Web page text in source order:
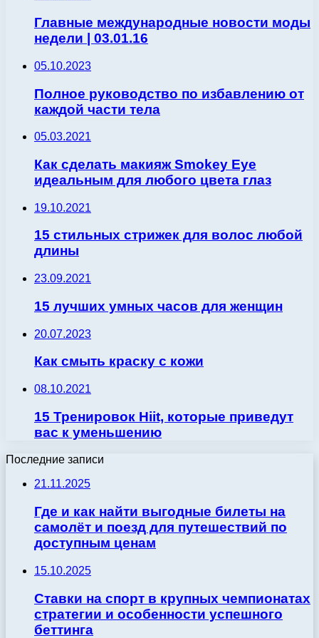
Главные международные новости моды
недели | 03.01.16
05.10.2023
Полное руководство по избавлению от
каждой части тела
05.03.2021
Как сделать макияж Smokey Eye
идеальным для любого цвета глаз
19.10.2021
15 стильных стрижек для волос любой
длины
23.09.2021
15 лучших умных часов для женщин
20.07.2023
Как смыть краску с кожи
08.10.2021
15 Тренировок Hiit, которые приведут
вас к уменьшению
Последние записи
21.11.2025
Где и как найти выгодные билеты на
самолёт и поезд для путешествий по
доступным ценам
15.10.2025
Ставки на спорт в крупных чемпионатах
стратегии и особенности успешного
беттинга